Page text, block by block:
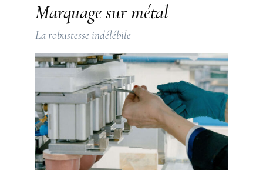
Marquage sur métal
La robustesse indélébile